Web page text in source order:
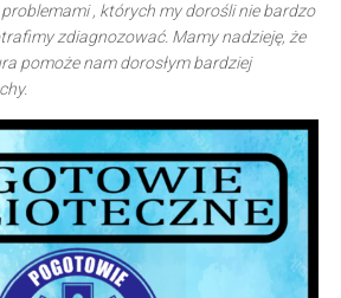
problemami , których my dorośli nie bardzo
zdiagnozować. Mamy nadzieję, że
pomoże nam dorosłym bardziej